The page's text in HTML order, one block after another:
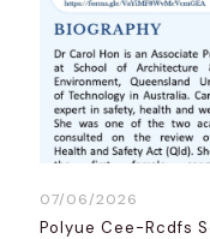
07/06/2026
Polyue Cee-Rcdfs